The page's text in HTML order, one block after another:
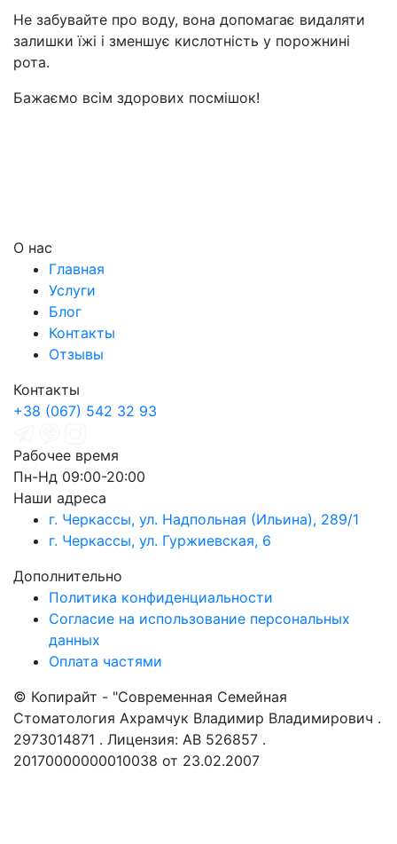
Не забувайте про воду, вона допомагає видаляти
залишки їжі і зменшує кислотність у порожнині
рота.
Бажаємо всім здорових посмішок!
О нас
Главная
Услуги
Блог
Контакты
Отзывы
Контакты
+38 (067) 542 32 93
Рабочее время
Пн-Нд 09:00-20:00
Наши адреса
г. Черкассы, ул. Надпольная (Ильина), 289/1
г. Черкассы, ул. Гуржиевская, 6
Дополнительно
Политика конфиденциальности
Согласие на использование персональных
данных
Оплата частями
© Копирайт - "Современная Семейная
Стоматология Ахрамчук Владимир Владимирович .
2973014871 . Лицензия: АВ 526857 .
20170000000010038 от 23.02.2007